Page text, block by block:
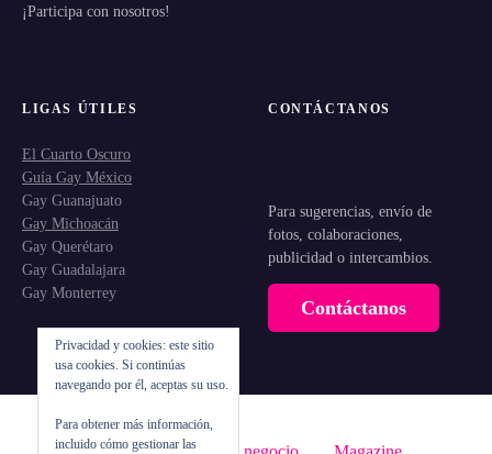
¡Participa con nosotros!
LIGAS ÚTILES
El Cuarto Oscuro
Guía Gay México
Gay Guanajuato
Gay Michoacán
Gay Querétaro
Gay Guadalajara
Gay Monterrey
CONTÁCTANOS
Para sugerencias, envío de
fotos, colaboraciones,
publicidad o intercambios.
Contáctanos
Privacidad y cookies: este sitio
usa cookies. Si continúas
navegando por él, aceptas su uso.
Para obtener más información,
incluido cómo gestionar las